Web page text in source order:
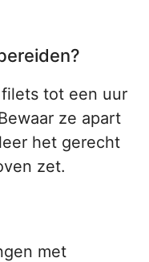
tot een uur
ze apart
het gerecht
zet.
met